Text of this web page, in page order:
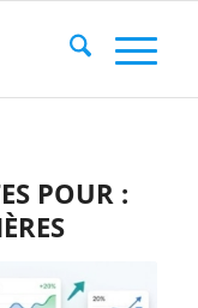
POUR :